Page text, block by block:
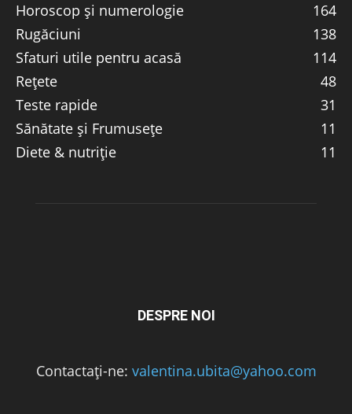
Horoscop și numerologie
164
Rugăciuni
138
Sfaturi utile pentru acasă
114
Rețete
48
Teste rapide
31
Sănătate și Frumusețe
11
Diete & nutriție
11
DESPRE NOI
Contactați-ne: valentina.ubita@yahoo.com